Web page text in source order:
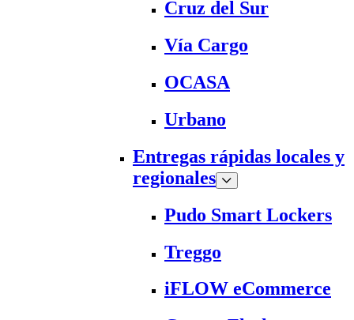
Cruz del Sur
Vía Cargo
OCASA
Urbano
Entregas rápidas locales y
regionales
Pudo Smart Lockers
Treggo
iFLOW eCommerce